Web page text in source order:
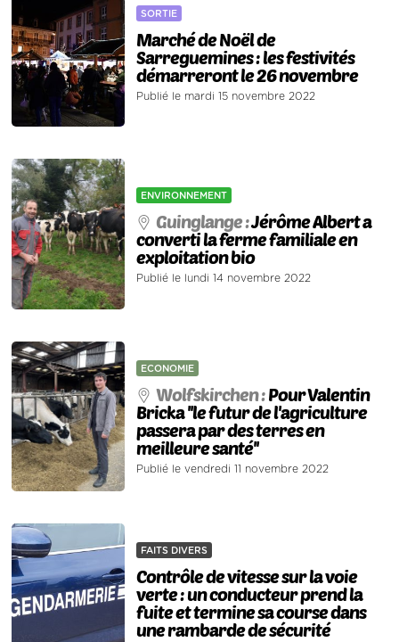
SORTIE
Marché de Noël de
Sarreguemines : les festivités
démarreront le 26 novembre
Publié le mardi 15 novembre 2022
ENVIRONNEMENT
Guinglange :Jérôme Albert a
converti la ferme familiale en
exploitation bio
Publié le lundi 14 novembre 2022
ECONOMIE
Wolfskirchen :Pour Valentin
Bricka ''le futur de l'agriculture
passera par des terres en
meilleure santé''
Publié le vendredi 11 novembre 2022
FAITS DIVERS
Contrôle de vitesse sur la voie
verte : un conducteur prend la
fuite et termine sa course dans
une rambarde de sécurité